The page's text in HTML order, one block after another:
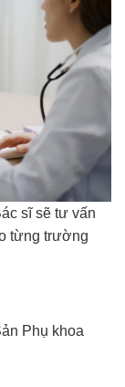
sĩ sẽ tư vấn
từng trường
Phụ khoa